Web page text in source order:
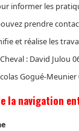
informer les
prendre
et réalise les
: David Julou
Gogué-Meunier
la navigation